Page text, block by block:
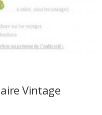
Vintage